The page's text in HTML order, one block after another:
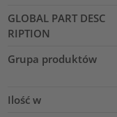
GLOBAL PART DESC
RIPTION
Grupa produktów
Ilość w